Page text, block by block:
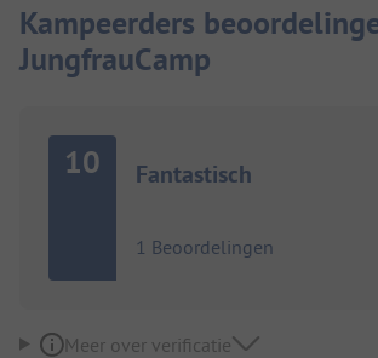
Kampeerders
JungfrauCamp
10 Fantastisch
1 Beoordelingen
Meer over verificatie